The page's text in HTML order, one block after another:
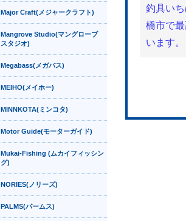
で
開
き
ま
釣具い
橋市で
います。
Major Craft(メジャークラフト)
Mangrove Studio(マングローブ
スタジオ)
Megabass(メガバス)
MEIHO(メイホー)
MINNKOTA(ミンコタ)
Motor Guide(モーターガイド)
Mukai-Fishing (ムカイフィッシン
グ)
NORIES(ノリーズ)
PALMS(パームス)